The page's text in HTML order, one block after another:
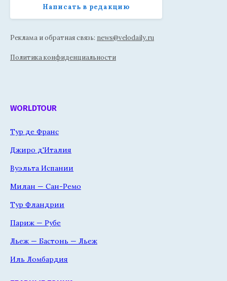
Написать в редакцию
Реклама и обратная связь: news@velodaily.ru
Политика конфиденциальности
WORLDTOUR
Тур де Франс
Джиро д'Италия
Вуэльта Испании
Милан — Сан-Ремо
Тур Фландрии
Париж — Рубе
Льеж — Бастонь — Льеж
Иль Ломбардия